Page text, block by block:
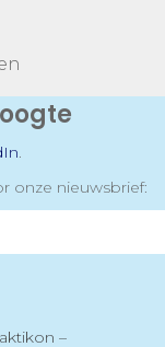
.
onze nieuwsbrief:
–